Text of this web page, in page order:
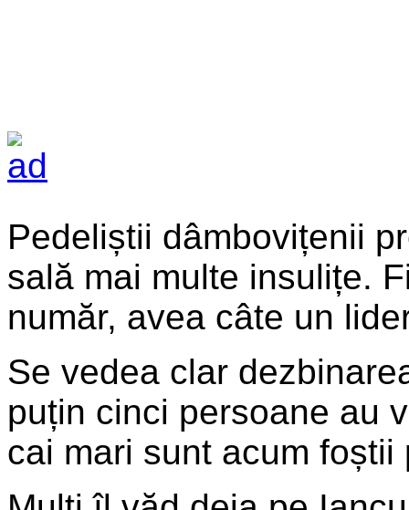
Pedeliștii dâmbovițenii
sală mai multe insulițe.
număr, avea câte un
Se vedea clar
puțin cinci persoane au
cai mari sunt acum